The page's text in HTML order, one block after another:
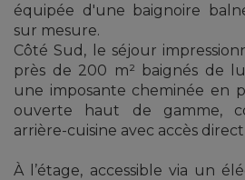
équipée d'une baignoire
sur mesure.
Côté Sud, le séjour
près de 200 m² baignés de
une imposante cheminée en
ouverte haut de gamme,
arrière-cuisine avec accès direct
À l’étage, accessible via un